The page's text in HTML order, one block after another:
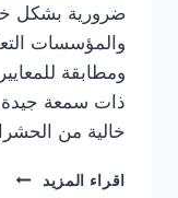
ضرورية بشكل
والمؤسسات
ومطابقة
ذات سمعة جيدة
خالية من
اقراء المزيد
شركة